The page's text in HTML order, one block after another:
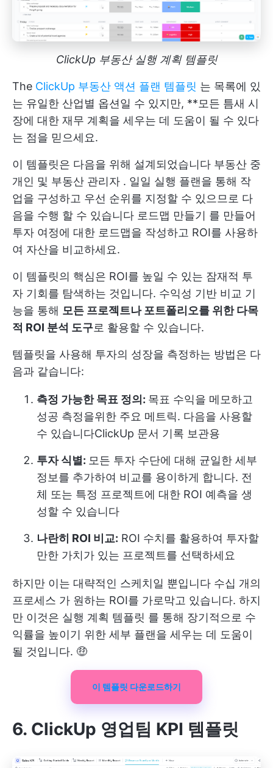
ClickUp 부동산 실행 계획 템플릿
The ClickUp 부동산 액션 플랜 템플릿 는 목록에 있
는 유일한 산업별 옵션일 수 있지만, **모든 틈새 시
장에 대한 재무 계획을 세우는 데 도움이 될 수 있다
는 점을 믿으세요.
이 템플릿은 다음을 위해 설계되었습니다 부동산 중
개인 및 부동산 관리자 . 일일 실행 플랜을 통해 작
업을 구성하고 우선 순위를 지정할 수 있으므로 다
음을 수행 할 수 있습니다 로드맵 만들기 를 만들어
투자 여정에 대한 로드맵을 작성하고 ROI를 사용하
여 자산을 비교하세요.
이 템플릿의 핵심은 ROI를 높일 수 있는 잠재적 투
자 기회를 탐색하는 것입니다. 수익성 기반 비교 기
능을 통해 모든 프로젝트나 포트폴리오를 위한 다목
적 ROI 분석 도구로 활용할 수 있습니다.
템플릿을 사용해 투자의 성장을 측정하는 방법은 다
음과 같습니다:
측정 가능한 목표 정의: 목표 수익을 메모하고
성공 측정을위한 주요 메트릭. 다음을 사용할
수 있습니다ClickUp 문서 기록 보관용
투자 식별: 모든 투자 수단에 대해 균일한 세부
정보를 추가하여 비교를 용이하게 합니다. 전
체 또는 특정 프로젝트에 대한 ROI 예측을 생
성할 수 있습니다
나란히 ROI 비교: ROI 수치를 활용하여 투자할
만한 가치가 있는 프로젝트를 선택하세요
하지만 이는 대략적인 스케치일 뿐입니다 수십 개의
프로세스 가 원하는 ROI를 가로막고 있습니다. 하지
만 이것은 실행 계획 템플릿 를 통해 장기적으로 수
익률을 높이기 위한 세부 플랜을 세우는 데 도움이
될 것입니다. 🤑
이 템플릿 다운로드하기
6. ClickUp 영업팀 KPI 템플릿